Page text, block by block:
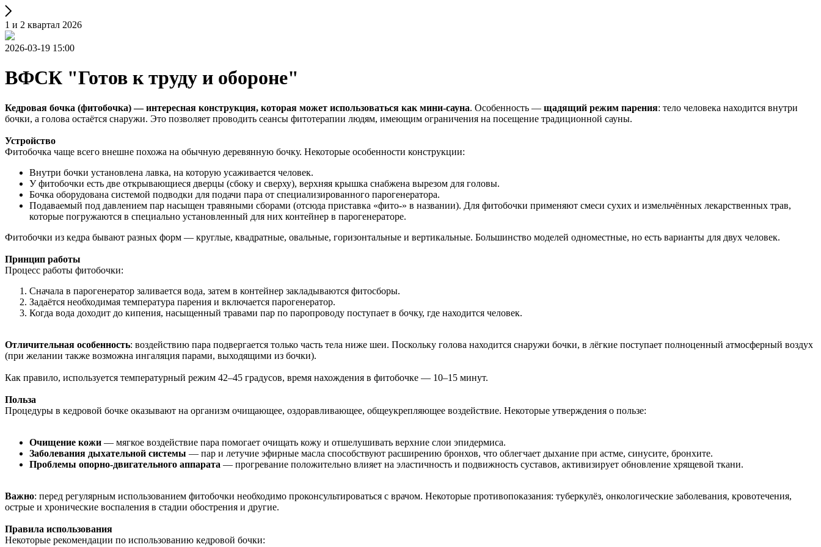
1 и 2 квартал 2026
2026-03-19 15:00
ВФСК "Готов к труду и обороне"
Кедровая бочка (фитобочка) — интересная конструкция, которая может использоваться как мини-сауна. Особенность — щадящий режим парения: тело человека находится внутри
бочки, а голова остаётся снаружи. Это позволяет проводить сеансы фитотерапии людям, имеющим ограничения на посещение традиционной сауны.
Устройство
Фитобочка чаще всего внешне похожа на обычную деревянную бочку. Некоторые особенности конструкции:
Внутри бочки установлена лавка, на которую усаживается человек.
У фитобочки есть две открывающиеся дверцы (сбоку и сверху), верхняя крышка снабжена вырезом для головы.
Бочка оборудована системой подводки для подачи пара от специализированного парогенератора.
Подаваемый под давлением пар насыщен травяными сборами (отсюда приставка «фито-» в названии). Для фитобочки применяют смеси сухих и измельчённых лекарственных трав,
которые погружаются в специально установленный для них контейнер в парогенераторе.
Фитобочки из кедра бывают разных форм — круглые, квадратные, овальные, горизонтальные и вертикальные. Большинство моделей одноместные, но есть варианты для двух человек.
Принцип работы
Процесс работы фитобочки:
Сначала в парогенератор заливается вода, затем в контейнер закладываются фитосборы.
Задаётся необходимая температура парения и включается парогенератор.
Когда вода доходит до кипения, насыщенный травами пар по паропроводу поступает в бочку, где находится человек.
Отличительная особенность: воздействию пара подвергается только часть тела ниже шеи. Поскольку голова находится снаружи бочки, в лёгкие поступает полноценный атмосферный воздух
(при желании также возможна ингаляция парами, выходящими из бочки).
Как правило, используется температурный режим 42–45 градусов, время нахождения в фитобочке — 10–15 минут.
Польза
Процедуры в кедровой бочке оказывают на организм очищающее, оздоравливающее, общеукрепляющее воздействие. Некоторые утверждения о пользе:
Очищение кожи — мягкое воздействие пара помогает очищать кожу и отшелушивать верхние слои эпидермиса.
Заболевания дыхательной системы — пар и летучие эфирные масла способствуют расширению бронхов, что облегчает дыхание при астме, синусите, бронхите.
Проблемы опорно-двигательного аппарата — прогревание положительно влияет на эластичность и подвижность суставов, активизирует обновление хрящевой ткани.
Важно: перед регулярным использованием фитобочки необходимо проконсультироваться с врачом. Некоторые противопоказания: туберкулёз, онкологические заболевания, кровотечения,
острые и хронические воспаления в стадии обострения и другие.
Правила использования
Некоторые рекомендации по использованию кедровой бочки: